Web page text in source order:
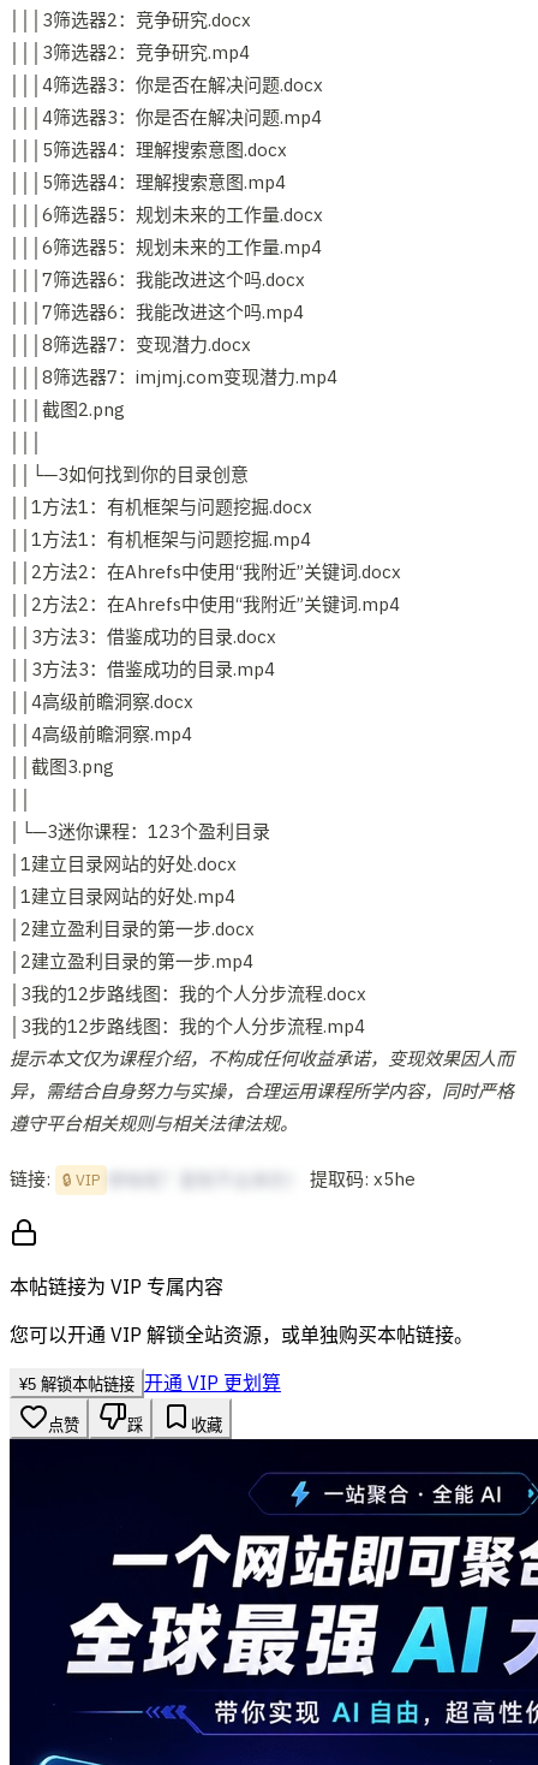
│││3筛选器2：竞争研究.docx
│││3筛选器2：竞争研究.mp4
│││4筛选器3：你是否在解决问题.docx
│││4筛选器3：你是否在解决问题.mp4
│││5筛选器4：理解搜索意图.docx
│││5筛选器4：理解搜索意图.mp4
│││6筛选器5：规划未来的工作量.docx
│││6筛选器5：规划未来的工作量.mp4
│││7筛选器6：我能改进这个吗.docx
│││7筛选器6：我能改进这个吗.mp4
│││8筛选器7：变现潜力.docx
│││8筛选器7：imjmj.com变现潜力.mp4
│││截图2.png
││└─3如何找到你的目录创意
││1方法1：有机框架与问题挖掘.docx
││1方法1：有机框架与问题挖掘.mp4
││2方法2：在Ahrefs中使用“我附近”关键词.docx
││2方法2：在Ahrefs中使用“我附近”关键词.mp4
││3方法3：借鉴成功的目录.docx
││3方法3：借鉴成功的目录.mp4
││4高级前瞻洞察.docx
││4高级前瞻洞察.mp4
││截图3.png
│└─3迷你课程：123个盈利目录
│1建立目录网站的好处.docx
│1建立目录网站的好处.mp4
│2建立盈利目录的第一步.docx
│2建立盈利目录的第一步.mp4
│3我的12步路线图：我的个人分步流程.docx
│3我的12步路线图：我的个人分步流程.mp4
提示本文仅为课程介绍，不构成任何收益承诺，变现效果因人而
异，需结合自身努力与实操，合理运用课程所学内容，同时严格
遵守平台相关规则与相关法律法规。
链接: 🔒 VIP 提取码: x5he
本帖链接为 VIP 专属内容
您可以开通 VIP 解锁全站资源，或单独购买本帖链接。
¥5 解锁本帖链接 开通 VIP 更划算
点赞 踩 收藏